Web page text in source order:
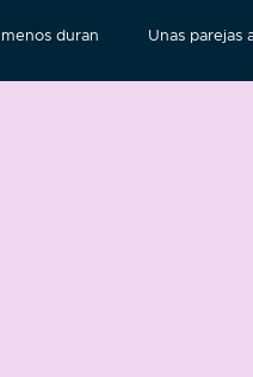
duran Unas parejas